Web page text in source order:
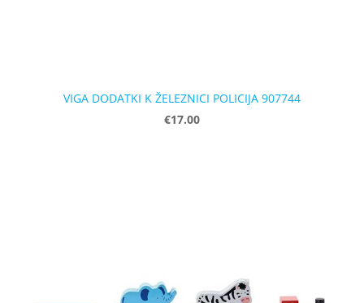
VIGA DODATKI K ŽELEZNICI POLICIJA 907744
€17.00